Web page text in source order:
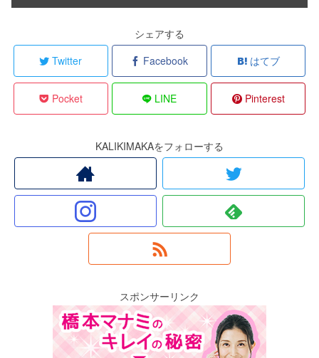
シェアする
Twitter
Facebook はてブ
Pocket LINE Pinterest
KALIKIMAKAをフォローする
スポンサーリンク